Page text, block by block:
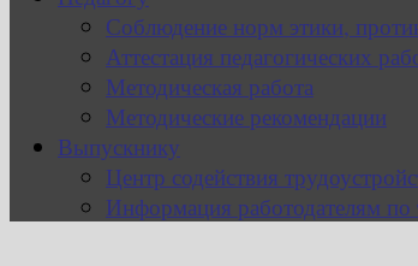
Соблюдение норм этики,
Аттестация педагогических
Методическая работа
Методические рекомендации
Выпускнику
Центр содействия
Информация работодателям по